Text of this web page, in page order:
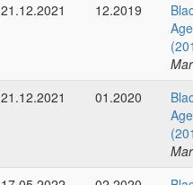
21.12.2021
12.2019
21.12.2021
01.2020